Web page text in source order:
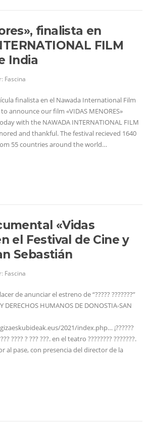
finalista en
FILM
India
Fascina
finalista en el Nawada International Film
announce our film «VIDAS MENORES»
with the NAWADA INTERNATIONAL FILM
and thankful. The festival recieved 1640
55 countries around the world…
«Vidas
el Festival de Cine y
Sebastián
Fascina
de anunciar el estreno de “????? ???????”
DERECHOS HUMANOS DE DONOSTIA-SAN
2021/index.php… ¡??????
???? ? ??? ???. en el teatro ???????? ???????.
al pase, con presencia del director de la